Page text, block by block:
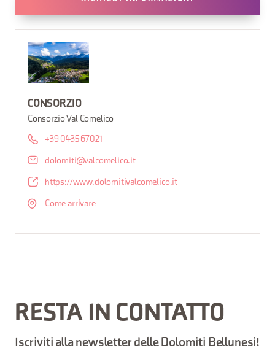
CONSORZIO
Consorzio Val Comelico
+39 0435 67021
dolomiti@valcomelico.it
https://www.dolomitivalcomelico.it
Come arrivare
RESTA IN CONTATTO
Iscriviti alla newsletter delle Dolomiti Bellunesi!